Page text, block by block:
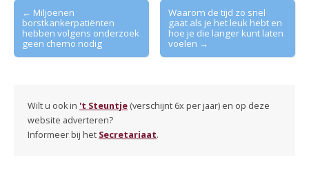
Post
navigation
← Miljoenen
borstkankerpatiënten
hebben volgens onderzoek
geen chemo nodig
Waarom de tijd zo snel
gaat als je het leuk hebt en
hoe je die langer kunt laten
voelen →
Wilt u ook in 't Steuntje (verschijnt 6x per jaar) en op deze
website adverteren?
Informeer bij het Secretariaat.